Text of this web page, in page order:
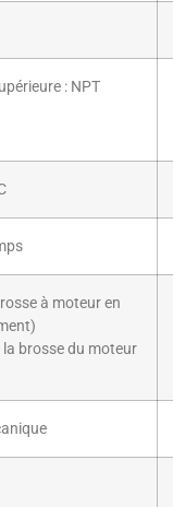
: NPT
à moteur en
la brosse du moteur